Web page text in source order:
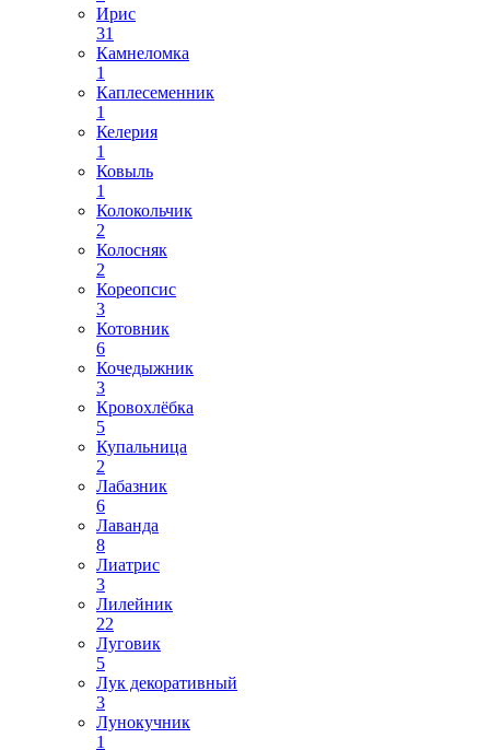
Ирис
31
Камнеломка
1
Каплесеменник
1
Келерия
1
Ковыль
1
Колокольчик
2
Колосняк
2
Кореопсис
3
Котовник
6
Кочедыжник
3
Кровохлёбка
5
Купальница
2
Лабазник
6
Лаванда
8
Лиатрис
3
Лилейник
22
Луговик
5
Лук декоративный
3
Лунокучник
1